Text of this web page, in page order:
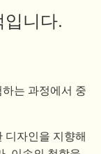
니다.
는 과정에서 중
디자인을 지향해